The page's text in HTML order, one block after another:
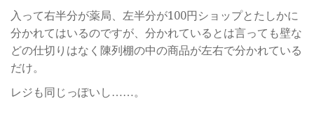
入って右半分が薬局、左半分が100円ショップとたしかに
分かれてはいるのですが、分かれているとは言っても壁な
どの仕切りはなく陳列棚の中の商品が左右で分かれている
だけ。
レジも同じっぽいし……。